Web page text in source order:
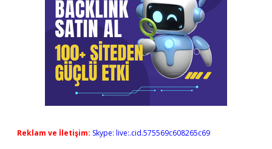
Reklam ve İletişim: Skype: live:.cid.575569c608265c69